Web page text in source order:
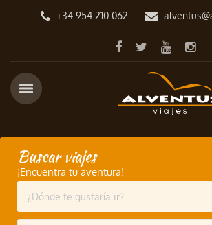
+34 954 210 062
Buscar viajes
¡Encuentra tu aventura!